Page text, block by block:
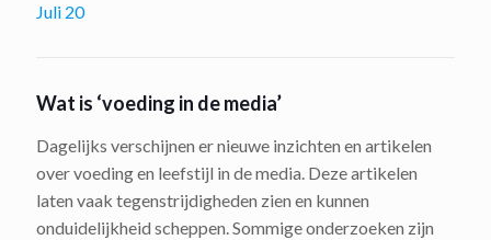
Juli 20
Wat is ‘voeding in de media’
Dagelijks verschijnen er nieuwe inzichten en artikelen
over voeding en leefstijl in de media. Deze artikelen
laten vaak tegenstrijdigheden zien en kunnen
onduidelijkheid scheppen. Sommige onderzoeken zijn